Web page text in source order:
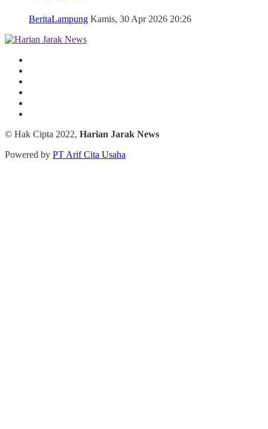
BeritaLampung Kamis, 30 Apr 2026 20:26
© Hak Cipta 2022, Harian Jarak News
Powered by PT Arif Cita Usaha